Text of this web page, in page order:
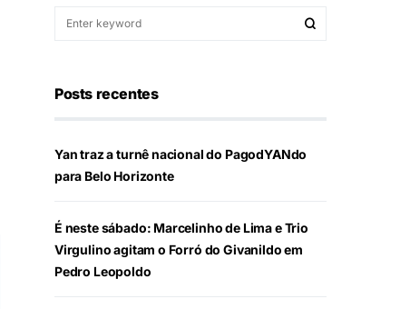
Posts recentes
Yan traz a turnê nacional do PagodYANdo
para Belo Horizonte
É neste sábado: Marcelinho de Lima e Trio
Virgulino agitam o Forró do Givanildo em
Pedro Leopoldo